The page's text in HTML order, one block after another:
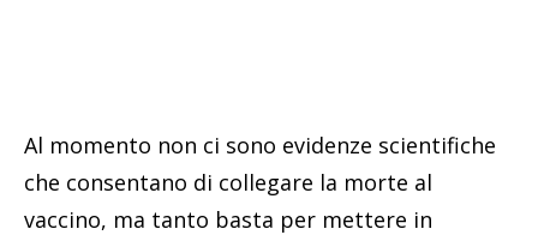
Al momento non ci sono evidenze scientifiche
che consentano di collegare la morte al
vaccino, ma tanto basta per mettere in